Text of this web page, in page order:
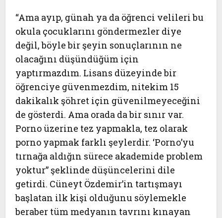
“Ama ayıp, günah ya da öğrenci velileri bu
okula çocuklarını göndermezler diye
değil, böyle bir şeyin sonuçlarının ne
olacağını düşündüğüm için
yaptırmazdım. Lisans düzeyinde bir
öğrenciye güvenmezdim, nitekim 15
dakikalık şöhret için güvenilmeyeceğini
de gösterdi. Ama orada da bir sınır var.
Porno üzerine tez yapmakla, tez olarak
porno yapmak farklı şeylerdir. ‘Porno’yu
tırnağa aldığın sürece akademide problem
yoktur” şeklinde düşüncelerini dile
getirdi. Cüneyt Özdemir’in tartışmayı
başlatan ilk kişi olduğunu söylemekle
beraber tüm medyanın tavrını kınayan